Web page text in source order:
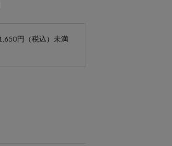
円（税込）未満